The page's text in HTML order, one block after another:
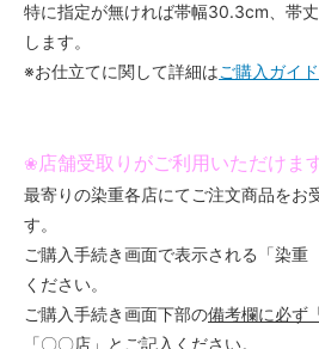
特に指定が無ければ帯幅30.3cm、帯
します。
※お仕立てに関して詳細はご購入ガイド
❀店舗受取りがご利用いただけま
最寄りの染重各店にてご注文商品をお
す。
ご購入手続き画面で表示される「染
ください。
ご購入手続き画面下部の備考欄に必ず
「〇〇店」 とご記入ください。